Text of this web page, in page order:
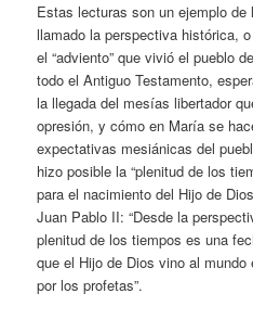
Estas lecturas son un ejemplo de
llamado la perspectiva histórica,
el “adviento” que vivió el pueblo
todo el Antiguo Testamento,
la llegada del mesías libertador
opresión, y cómo en María se
expectativas mesiánicas del
hizo posible la “plenitud de los
para el nacimiento del Hijo de
Juan Pablo II: “Desde la
plenitud de los tiempos es una
que el Hijo de Dios vino al
por los profetas”.